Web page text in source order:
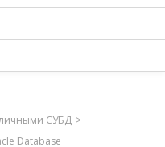
СУБД
Database